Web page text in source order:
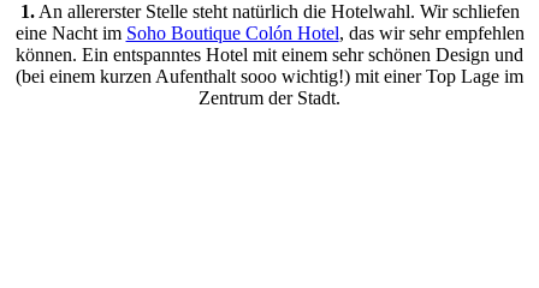
1.An allererster Stelle steht natürlich die Hotelwahl. Wir schliefen
eine Nacht im Soho Boutique Colón Hotel, das wir sehr empfehlen
können. Ein entspanntes Hotel mit einem sehr schönen Design und
(bei einem kurzen Aufenthalt sooo wichtig!) mit einer Top Lage im
Zentrum der Stadt.